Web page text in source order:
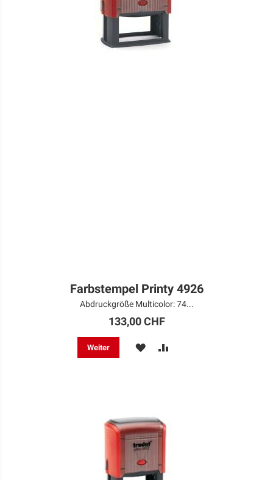
Farbstempel Printy 4926
Abdruckgröße Multicolor: 74...
133,00 CHF
Weiter MERKEN